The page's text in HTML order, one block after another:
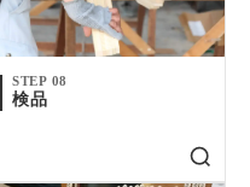
STEP 08
検品